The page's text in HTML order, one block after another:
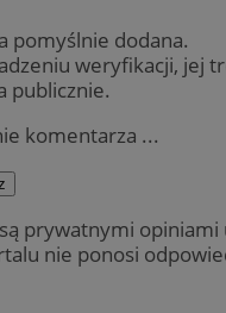
pomyślnie dodana.
weryfikacji, jej
publicznie.
komentarza ...
prywatnymi opiniami
nie ponosi